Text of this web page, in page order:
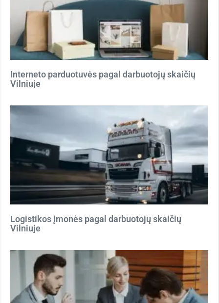
Interneto parduotuvės pagal darbuotojų skaičių
Vilniuje
Logistikos įmonės pagal darbuotojų skaičių
Vilniuje